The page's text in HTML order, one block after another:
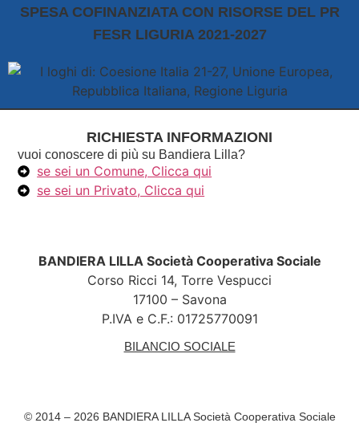
SPESA COFINANZIATA CON RISORSE DEL PR
FESR LIGURIA 2021-2027
RICHIESTA INFORMAZIONI
vuoi conoscere di più su Bandiera Lilla?
se sei un Comune, Clicca qui
se sei un Privato, Clicca qui
BANDIERA LILLA Società Cooperativa Sociale
Corso Ricci 14, Torre Vespucci
17100 – Savona
P.IVA e C.F.: 01725770091
BILANCIO SOCIALE
© 2014 – 2026 BANDIERA LILLA Società Cooperativa Sociale